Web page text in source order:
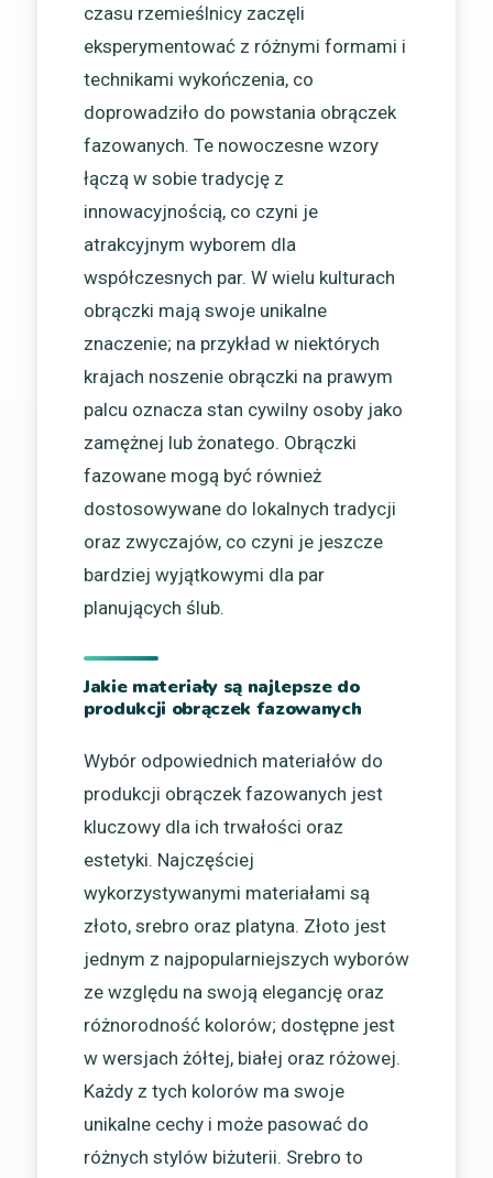
czasu rzemieślnicy zaczęli
eksperymentować z różnymi formami i
technikami wykończenia, co
doprowadziło do powstania obrączek
fazowanych. Te nowoczesne wzory
łączą w sobie tradycję z
innowacyjnością, co czyni je
atrakcyjnym wyborem dla
współczesnych par. W wielu kulturach
obrączki mają swoje unikalne
znaczenie; na przykład w niektórych
krajach noszenie obrączki na prawym
palcu oznacza stan cywilny osoby jako
zamężnej lub żonatego. Obrączki
fazowane mogą być również
dostosowywane do lokalnych tradycji
oraz zwyczajów, co czyni je jeszcze
bardziej wyjątkowymi dla par
planujących ślub.
Jakie materiały są najlepsze do
produkcji obrączek fazowanych
Wybór odpowiednich materiałów do
produkcji obrączek fazowanych jest
kluczowy dla ich trwałości oraz
estetyki. Najczęściej
wykorzystywanymi materiałami są
złoto, srebro oraz platyna. Złoto jest
jednym z najpopularniejszych wyborów
ze względu na swoją elegancję oraz
różnorodność kolorów; dostępne jest
w wersjach żółtej, białej oraz różowej.
Każdy z tych kolorów ma swoje
unikalne cechy i może pasować do
różnych stylów biżuterii. Srebro to